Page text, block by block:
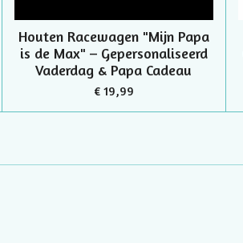
Houten Racewagen "Mijn Papa
is de Max" – Gepersonaliseerd
Vaderdag & Papa Cadeau
€ 19,99